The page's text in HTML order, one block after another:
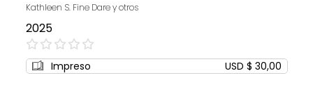
Kathleen S. Fine Dare y otros
2025
0%
Impreso USD $ 30,00